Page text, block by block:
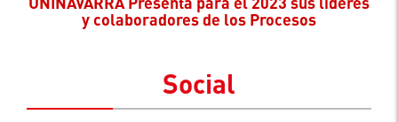
y colaboradores de los Procesos
Social